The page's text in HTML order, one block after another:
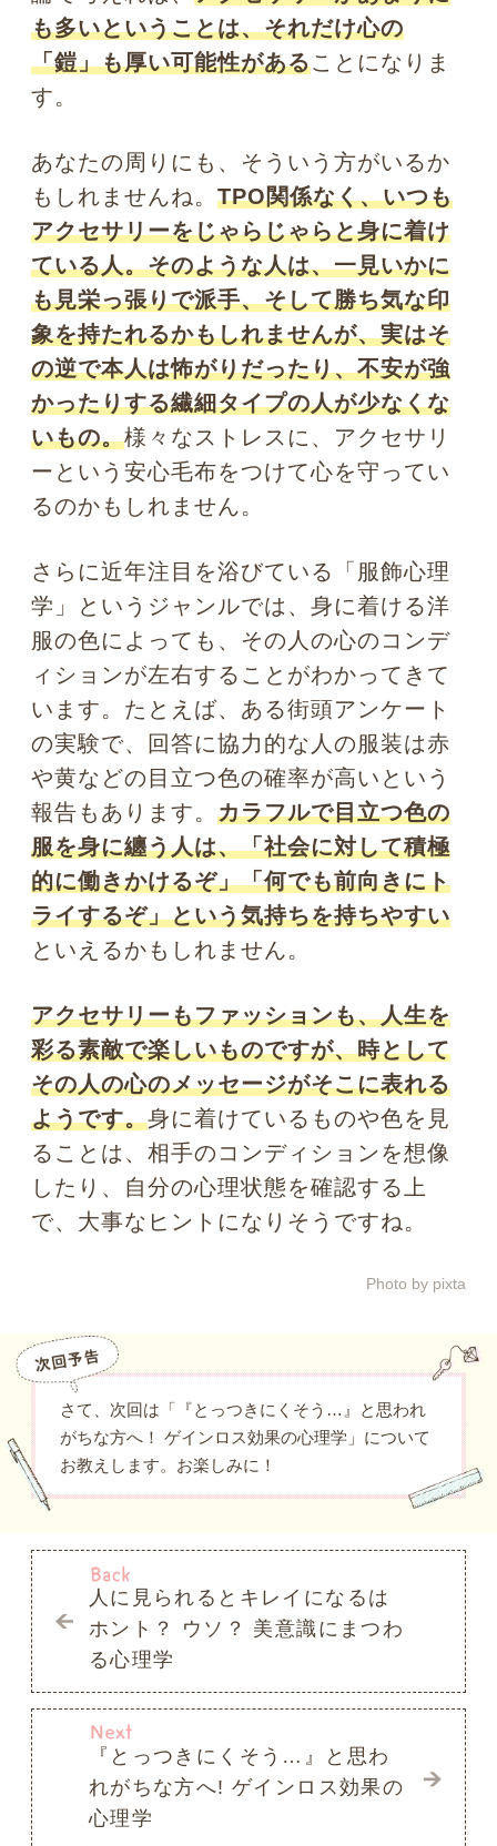
で、大事なヒントになりそうですね。
Photo by pixta
さて、次回は「『とっつきにくそう…』と思われ
がちな方へ！ ゲインロス効果の心理学」について
お教えします。お楽しみに！
人に見られるとキレイになるは
ホント？ ウソ？ 美意識にまつわ
る心理学
『とっつきにくそう…』と思わ
れがちな方へ! ゲインロス効果の
心理学
瞳にまつわる心理学トップに戻る